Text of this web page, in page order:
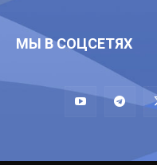
МЫ В СОЦСЕТЯХ